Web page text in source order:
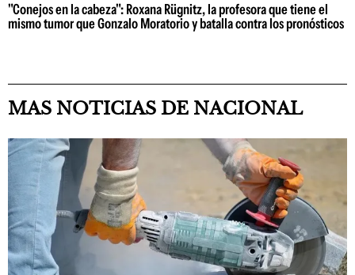
"Conejos en la cabeza": Roxana Rügnitz, la profesora que tiene el
mismo tumor que Gonzalo Moratorio y batalla contra los pronósticos
MAS NOTICIAS DE NACIONAL